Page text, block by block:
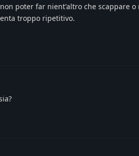
poter far nient'altro che scappare o
troppo ripetitivo.